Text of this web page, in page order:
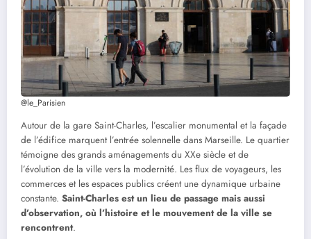
@le_Parisien
Autour de la gare Saint-Charles, l’escalier monumental et la façade
de l’édifice marquent l’entrée solennelle dans Marseille. Le quartier
témoigne des grands aménagements du XXe siècle et de
l’évolution de la ville vers la modernité. Les flux de voyageurs, les
commerces et les espaces publics créent une dynamique urbaine
constante. Saint-Charles est un lieu de passage mais aussi
d’observation, où l’histoire et le mouvement de la ville se
rencontrent.